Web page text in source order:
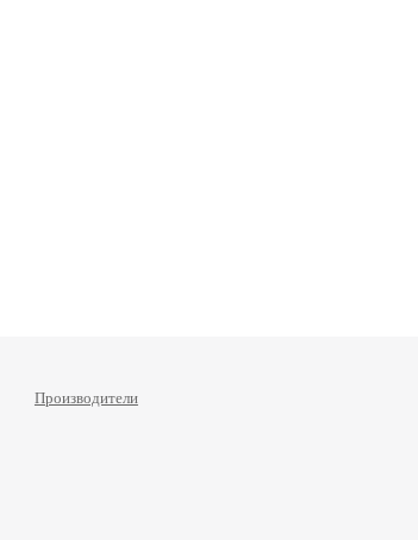
Производители